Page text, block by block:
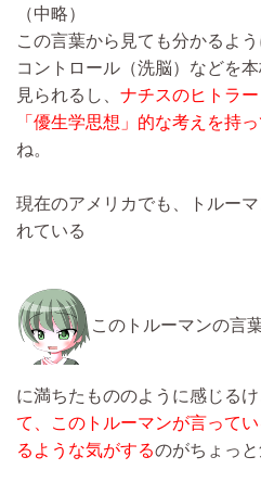
（中略）
この言葉から見ても分かるよ
コントロール（洗脳）などを
見られるし、 ナチスのヒトラ
「優生学思想」 的な考えを持
ね。
現在のアメリカでも、トルー
れている
このトルーマンの言
に満ちたもののように感じるけ
て、このトルーマンが言って
るような気がするのがちょっと